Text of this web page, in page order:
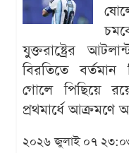
যুক্তরাষ্ট্রের
বিরতিতে বর্তমান
গোলে পিছিয়ে
প্রথমার্ধে আক্রমণে
২০২৬ জুলাই ০৭